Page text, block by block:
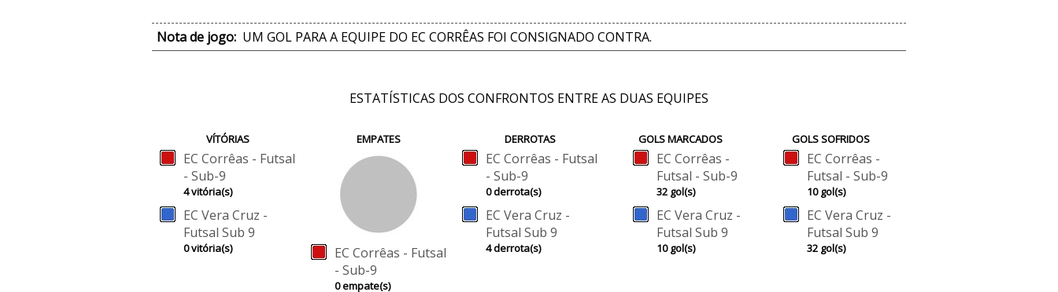
Nota de jogo: UM GOL PARA A EQUIPE DO EC CORRÊAS FOI CONSIGNADO CONTRA.
ESTATÍSTICAS DOS CONFRONTOS ENTRE AS DUAS EQUIPES
VÍTÓRIAS
EC Corrêas - Futsal
- Sub-9
4 vitória(s)
EC Vera Cruz -
Futsal Sub 9
0 vitória(s)
EMPATES
EC Corrêas - Futsal
- Sub-9
0 empate(s)
DERROTAS
EC Corrêas - Futsal
- Sub-9
0 derrota(s)
EC Vera Cruz -
Futsal Sub 9
4 derrota(s)
GOLS MARCADOS
EC Corrêas -
Futsal - Sub-9
32 gol(s)
EC Vera Cruz -
Futsal Sub 9
10 gol(s)
GOLS SOFRIDOS
EC Corrêas -
Futsal - Sub-9
10 gol(s)
EC Vera Cruz -
Futsal Sub 9
32 gol(s)